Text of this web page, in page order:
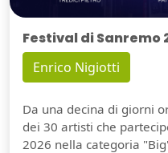
Festival di Sanremo
Enrico Nigiotti
Da una decina di giorni
dei 30 artisti che
2026 nella categoria